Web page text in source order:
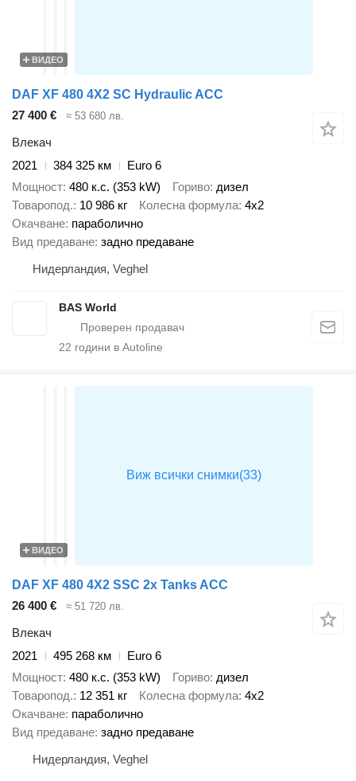
ВИДЕО
DAF XF 480 4X2 SC Hydraulic ACC
27 400 €
≈ 53 680 лв.
Влекач
2021
384 325 км
Euro 6
Мощност 480 к.с. (353 kW) Гориво дизел
Товаропод. 10 986 кг Колесна формула 4x2
Окачване параболично
Вид предаване задно предаване
Нидерландия, Veghel
BAS World
22 години в Autoline
ВИДЕО
DAF XF 480 4X2 SSC 2x Tanks ACC
26 400 €
≈ 51 720 лв.
Влекач
2021
495 268 км
Euro 6
Мощност 480 к.с. (353 kW) Гориво дизел
Товаропод. 12 351 кг Колесна формула 4x2
Окачване параболично
Вид предаване задно предаване
Нидерландия, Veghel